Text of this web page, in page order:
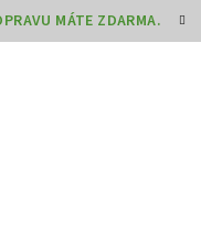
MÁTE ZDARMA.